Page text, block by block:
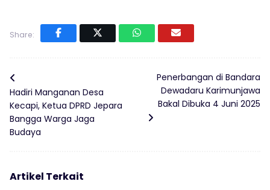
Share:
Hadiri Manganan Desa
Kecapi, Ketua DPRD Jepara
Bangga Warga Jaga
Budaya
Penerbangan di Bandara
Dewadaru Karimunjawa
Bakal Dibuka 4 Juni 2025
Artikel Terkait